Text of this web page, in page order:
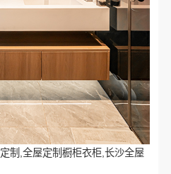
制,全屋定制橱柜衣柜,长沙全屋